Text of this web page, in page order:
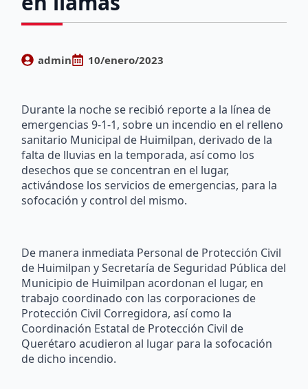
admin 10/enero/2023
Durante la noche se recibió reporte a la línea de
emergencias 9-1-1, sobre un incendio en el relleno
sanitario Municipal de Huimilpan, derivado de la
falta de lluvias en la temporada, así como los
desechos que se concentran en el lugar,
activándose los servicios de emergencias, para la
sofocación y control del mismo.
De manera inmediata Personal de Protección Civil
de Huimilpan y Secretaría de Seguridad Pública del
Municipio de Huimilpan acordonan el lugar, en
trabajo coordinado con las corporaciones de
Protección Civil Corregidora, así como la
Coordinación Estatal de Protección Civil de
Querétaro acudieron al lugar para la sofocación
de dicho incendio.